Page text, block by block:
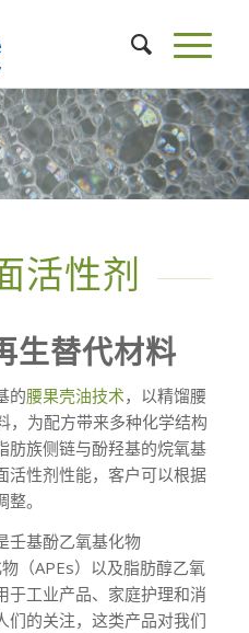
活性剂
生替代材料
的腰果壳油技术，以精馏腰
为配方带来多种化学结构
肪族侧链与酚羟基的烷氧基
活性剂性能，客户可以根据
。
壬基酚乙氧基化物
（APEs）以及脂肪醇乙氧
于工业产品、家庭护理和消
们的关注，这类产品对我们